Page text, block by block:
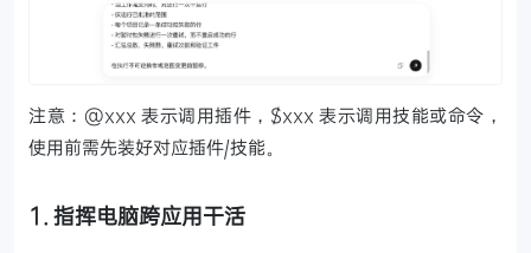
注意：@xxx 表示调用插件，$xxx 表示调用技能或命令，
使用前需先装好对应插件/技能。
1. 指挥电脑跨应用干活